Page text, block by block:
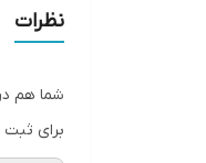
کمرگنی/
کنار
نظرات
شما هم
برای ثبت